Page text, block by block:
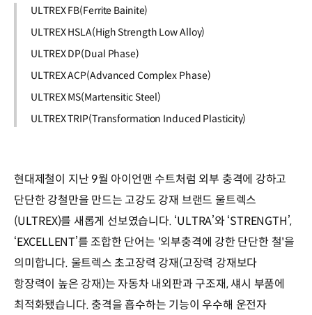
ULTREX FB(Ferrite Bainite)
ULTREX HSLA(High Strength Low Alloy)
ULTREX DP(Dual Phase)
ULTREX ACP(Advanced Complex Phase)
ULTREX MS(Martensitic Steel)
ULTREX TRIP(Transformation Induced Plasticity)
현대제철이 지난 9월 아이언맨 수트처럼 외부 충격에 강하고
단단한 강철만을 만드는 고강도 강재 브랜드 울트렉스
(ULTREX)를 새롭게 선보였습니다. ‘ULTRA’와 ‘STRENGTH’,
‘EXCELLENT’를 조합한 단어는 '외부충격에 강한 단단한 철'을
의미합니다. 울트렉스 초고장력 강재(고장력 강재보다
항장력이 높은 강재)는 자동차 내외판과 구조재, 섀시 부품에
최적화됐습니다. 충격을 흡수하는 기능이 우수해 운전자